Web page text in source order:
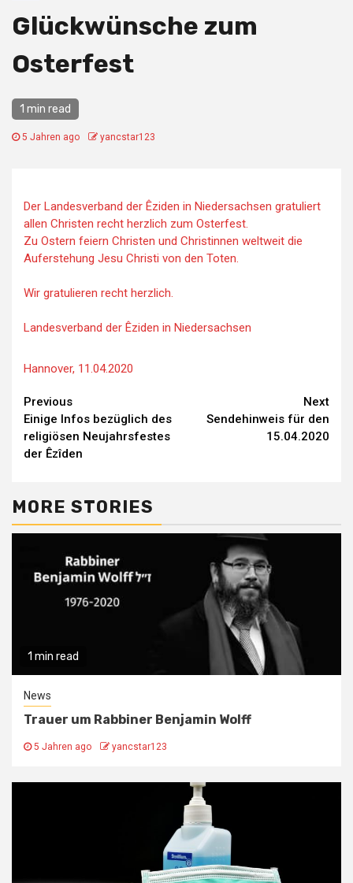
Glückwünsche zum
Osterfest
1 min read
5 Jahren ago yancstar123
Der Landesverband der Êziden in Niedersachsen gratuliert
allen Christen recht herzlich zum Osterfest.
Zu Ostern feiern Christen und Christinnen weltweit die
Auferstehung Jesu Christi von den Toten.
Wir gratulieren recht herzlich.
Landesverband der Êziden in Niedersachsen
Hannover, 11.04.2020
Continue
Reading
Previous
Einige Infos bezüglich des
religiösen Neujahrsfestes
der Êzîden
Next
Sendehinweis für den
15.04.2020
MORE STORIES
1 min read
News
Trauer um Rabbiner Benjamin Wolff
5 Jahren ago yancstar123